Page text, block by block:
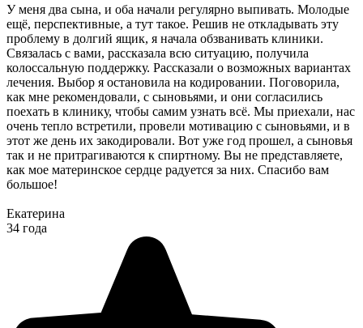
У меня два сына, и оба начали регулярно выпивать. Молодые
ещё, перспективные, а тут такое. Решив не откладывать эту
проблему в долгий ящик, я начала обзванивать клиники.
Связалась с вами, рассказала всю ситуацию, получила
колоссальную поддержку. Рассказали о возможных вариантах
лечения. Выбор я остановила на кодировании. Поговорила,
как мне рекомендовали, с сыновьями, и они согласились
поехать в клинику, чтобы самим узнать всё. Мы приехали, нас
очень тепло встретили, провели мотивацию с сыновьями, и в
этот же день их закодировали. Вот уже год прошел, а сыновья
так и не притрагиваются к спиртному. Вы не представляете,
как мое материнское сердце радуется за них. Спасибо вам
большое!
Екатерина
34 года